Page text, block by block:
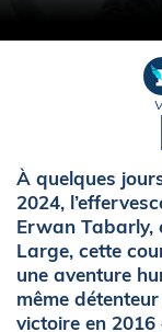
À quelques
2024,
Erwan Tabarly,
Large, cette
une aventure
même
victoire en